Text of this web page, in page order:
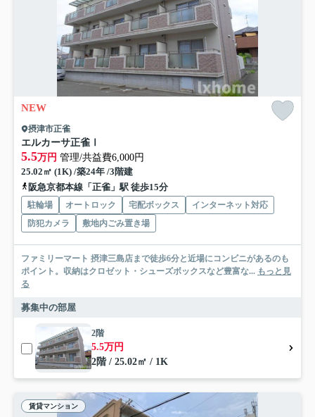
NEW
摂津市正雀
エルカーサ正雀Ⅰ
5.5万円 管理/共益費6,000円
25.02㎡ (1K) /築24年 /3階建
阪急京都本線「正雀」駅 徒歩15分
駐輪場 オートロック 宅配ボックス
インターネット対応
防犯カメラ
敷地内ごみ置き場
ファミリーマート 摂津三島店まで徒歩6分と近場にコンビニがあるのも
ポイント。収納はクロゼット・シューズボックスなど豊富な... もっと見
る
募集中の部屋
2階
5.5万円
2階 / 25.02㎡ / 1K
賃貸マンション